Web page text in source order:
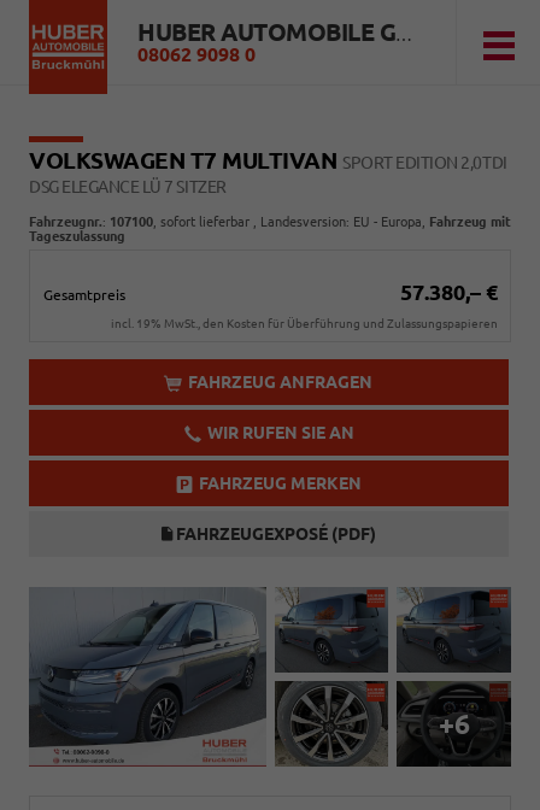
HUBER AUTOMOBILE GMBH
08062 9098 0
VOLKSWAGEN T7 MULTIVAN SPORT EDITION 2,0TDI
DSG ELEGANCE LÜ 7 SITZER
Fahrzeugnr.: 107100 sofort lieferbar , Landesversion: EU - Europa, Fahrzeug mit
Tageszulassung
Gesamtpreis 57.380,– €
incl. 19% MwSt., den Kosten für Überführung und Zulassungspapieren
FAHRZEUG ANFRAGEN
WIR RUFEN SIE AN
FAHRZEUG MERKEN
FAHRZEUGEXPOSÉ (PDF)
+6